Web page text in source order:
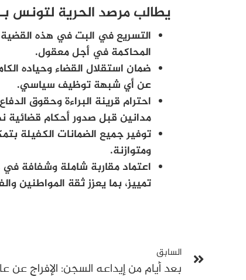
يطالب مرصد الحرية لتونس
التسريع في البت في هذه القضية
المحاكمة في أجل معقول.
ضمان استقلال القضاء وحياده
عن أي شبهة توظيف سياسي.
احترام قرينة البراءة وحقوق
مدانين قبل صدور أحكام قضائية
توفير جميع الضمانات الكفيلة
ومتوازنة.
اعتماد مقاربة شاملة وشفافة
تمييز، بما يعزز ثقة المواطنين
السابق